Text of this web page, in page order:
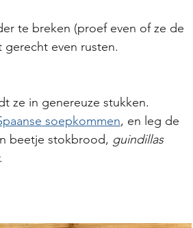
te breken (proef even of ze de
even rusten.
ze in genereuze stukken.
soepkommen, en leg de
beetje stokbrood, guindillas